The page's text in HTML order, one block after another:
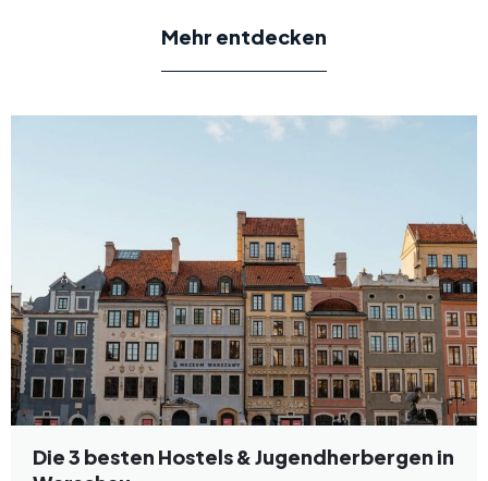
Mehr entdecken
Die 3 besten Hostels & Jugendherbergen in